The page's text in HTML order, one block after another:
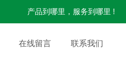
产品到哪里，服务到哪里 !
在线留言 联系我们